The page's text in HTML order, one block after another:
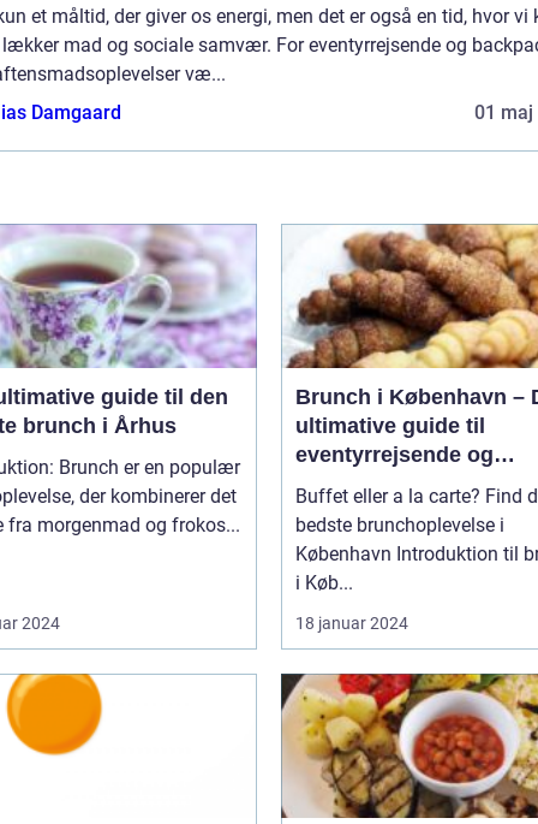
et måltid, der giver os energi, men det er også en tid, hvor vi
mad og sociale samvær. For eventyrrejsende og
væ...
Damgaard
01 maj
guide til den
brunch i Århus
Brunch er en populær
der kombinerer det
fra morgenmad og frokos...
2024
Brunch i København –
ultimative guide til
eventyrrejsende og
backpackere
Buffet eller a la carte? Find
bedste brunchoplevelse i
København Introduktion til brunch
i Køb...
18 januar 2024